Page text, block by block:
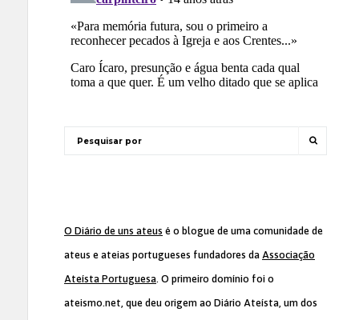
O Diário de uns ateus é o blogue de uma comunidade de
ateus e ateias portugueses fundadores da Associação
Ateísta Portuguesa. O primeiro domínio foi o
ateismo.net, que deu origem ao Diário Ateísta, um dos